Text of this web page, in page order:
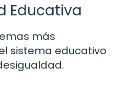
Educativa
más
sistema educativo